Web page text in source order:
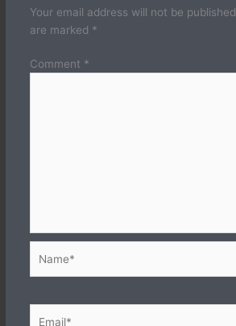
Your email address will not be published.
are marked *
Comment *